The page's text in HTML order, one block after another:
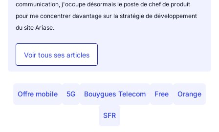
communication, j'occupe désormais le poste de chef de produit
pour me concentrer davantage sur la stratégie de développement
du site Ariase.
Voir tous ses articles
Offre mobile 5G Bouygues Telecom Free Orange
SFR